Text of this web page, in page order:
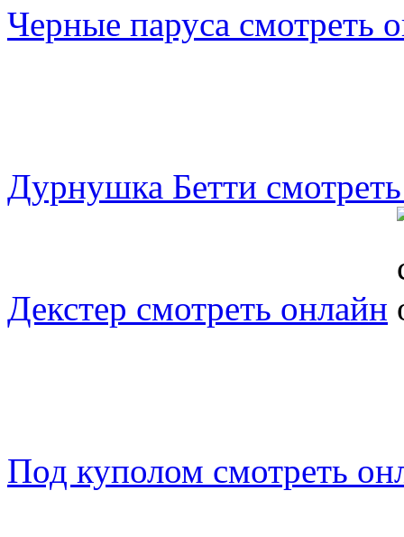
Черные паруса смотреть
Дурнушка Бетти
Декстер смотреть онлайн
Под куполом смотреть